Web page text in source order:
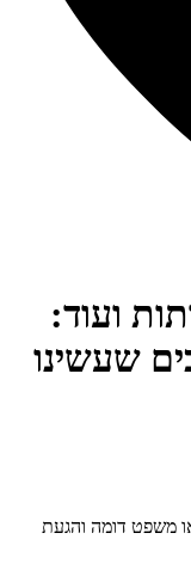
ועוד:
שעשינו
משפט דומה והגעת